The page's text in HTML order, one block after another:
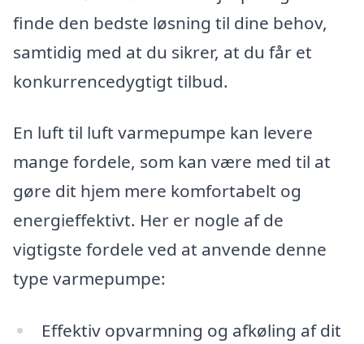
finde den bedste løsning til dine behov,
samtidig med at du sikrer, at du får et
konkurrencedygtigt tilbud.
En luft til luft varmepumpe kan levere
mange fordele, som kan være med til at
gøre dit hjem mere komfortabelt og
energieffektivt. Her er nogle af de
vigtigste fordele ved at anvende denne
type varmepumpe:
Effektiv opvarmning og afkøling af dit